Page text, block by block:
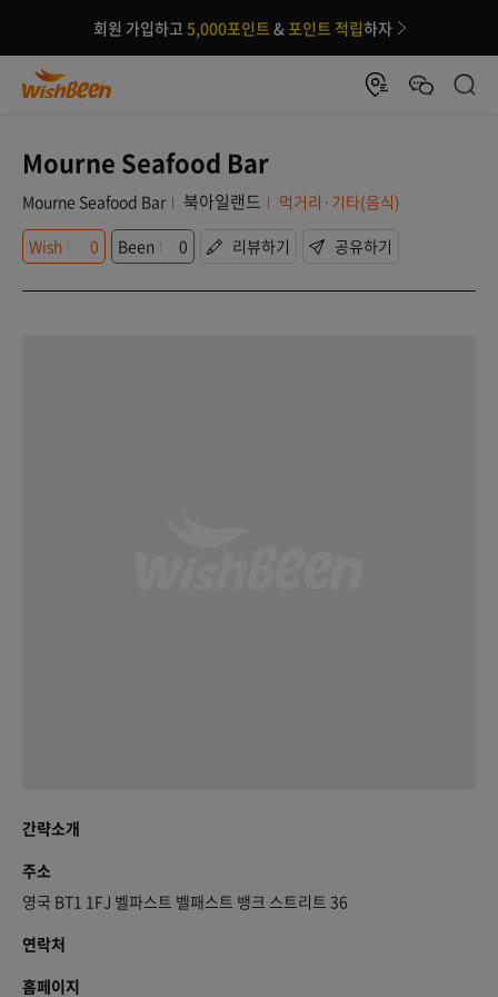
회원 가입하고 5,000포인트 &포인트 적립하자
Mourne Seafood Bar
Mourne Seafood Bar 북아일랜드
먹거리·기타(음식)
Wish
0 Been 0 리뷰하기 공유하기
간략소개
주소
영국 BT1 1FJ 벨파스트 벨패스트 뱅크 스트리트 36
연락처
홈페이지